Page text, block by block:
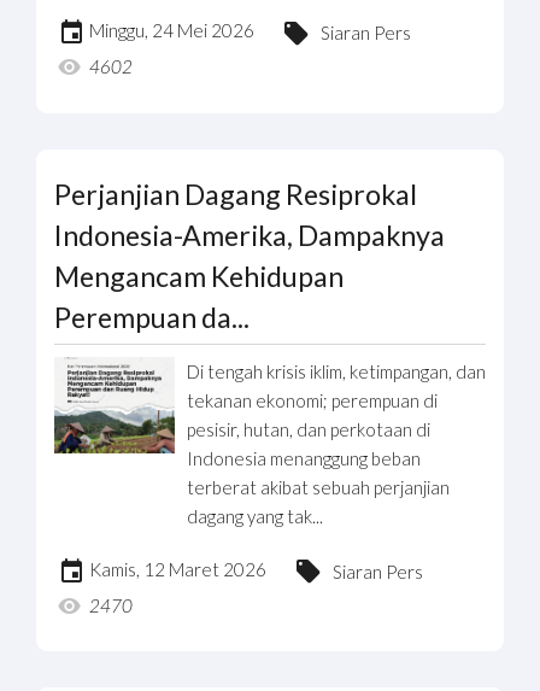
Minggu, 24 Mei 2026
Siaran Pers
4602
Perjanjian Dagang Resiprokal
Indonesia-Amerika, Dampaknya
Mengancam Kehidupan
Perempuan da...
Di tengah krisis iklim, ketimpangan, dan
tekanan ekonomi; perempuan di
pesisir, hutan, dan perkotaan di
Indonesia menanggung beban
terberat akibat sebuah perjanjian
dagang yang tak...
Kamis, 12 Maret 2026
Siaran Pers
2470